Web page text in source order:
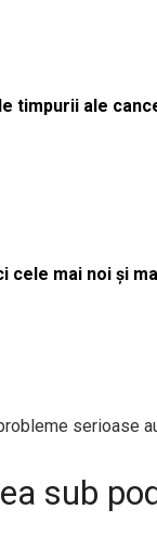
timpurii ale
cele mai noi și
serioase
sub